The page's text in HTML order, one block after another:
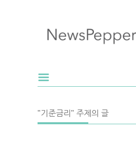
"기준금리" 주제의 글